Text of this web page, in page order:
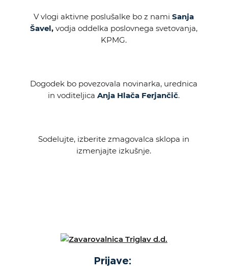
V vlogi aktivne poslušalke bo z namiSanja
Šavel, vodja oddelka poslovnega svetovanja,
KPMG.
Dogodek bo povezovala novinarka, urednica
in voditeljicaAnja Hlača Ferjančič.
Sodelujte, izberite zmagovalca sklopa in
izmenjajte izkušnje.
Prijave: